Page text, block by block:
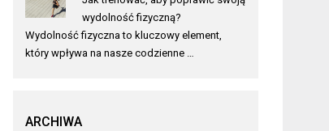
wydolność fizyczną?
Wydolność fizyczna to kluczowy element,
który wpływa na nasze codzienne …
ARCHIWA